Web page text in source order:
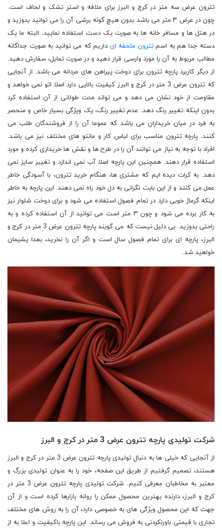
تترون عرض سه متر در کرج و البرز برای ملافه و استر تشک و لحاف است.
چون در عرض ۳ متر می باشد بدون هیچ گونه برشی آن را می توانید بدوزید و
در هتل ها و مسافر خانه ها به صورت یک دست استفاده نمایید. البته ما یک
دسته جدا هم به اسمتترون ملحفه ای داریم که می توانید به صورت جداگانه
مطالب مربوط به آن را مورد وارسی قرار دهید و در صورت تمایل، سفارش دهید.
از دیگر کاربرد پارچه تترون برای دوخت پیراهن های مردانه می باشد. از آنجایی
که تترون عرض 3 متر در کرج و البرز کیفیت بالایی دارد اصلا اتو نمی خواهد و
مقاومت از خود نشان می دهد و می تواند مدت طولانی از آن استفاده کرد
بدون اینکه تغییر رنگ دهد. عدم تغییر رنگ، یک ویژگی بسیار خاص و منحصر
به فرد در میان خریداران می باشد که عموما آن را از فروشندگان طلب می
کنند. پارچه تترون مناسب برای لباس کار و مانتو های مختلف نیز می باشد.
افراد با توجه به نیاز می توانند آن را در طرح ها و نقش ها خریداری کرده و مورد
استفاده قرار دهند. همچنین این پارچه اصلا آب نمی اندازد و تغییر سایز نمی
دهد. به کرات دیده ایم که مشتری ها، هنگام خرید تترون، با آسودگی خاطر
عمل می کنند و از این بابت نگرانی به دل خود راه نمی دهند. این پارچه به خاطر
اینکه گرماژ خوبی دارد در تمام فصول استفاده می شود و برای دوخت شلوار نیز
به کار برده می شود و چون ۳ متر است می توانید از آن استفاده کرده و به
راحتی بدوزید. بی دلیل نیست که می گویند پارچه تترون عرض 3 متر در کرج و
البرز، پارچه ای برای تمام فصول سال است و اگر آن را نخرید، بعدا پشیمان
خواهید شد.
شرکت تولیدی پارچه تترون عرض 3 متر در کرج و البرز
از آنجایی که خیلی ها به دنبال تولیدی پارچه تترون عرض 3 متر در کرج و البرز
هستند، تصمیم گرفتیم از طریق این صفحه، خود را به عنوان تولیدی بزرگ و
معتبر به مخاطبان معرفی کنیم. شرکت تولیدی پارچه تترون عرض 3 متر در
کرج و البرز، دارنده بهترین محصول ممکن را روانه بازارها کرده است و از آن
جهت که این محصول ویژگی های به خصوصی دارد، آن را به روش های مختلف
تجاری با قیمتی باورنکردنی به فروش می رساند. این پارچه باکیفیت و اعلا به از